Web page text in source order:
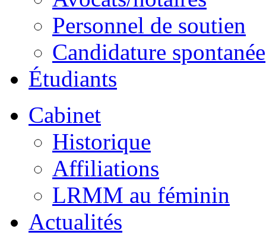
Personnel de soutien
Candidature spontanée
Étudiants
Cabinet
Historique
Affiliations
LRMM au féminin
Actualités